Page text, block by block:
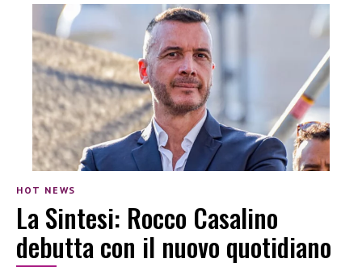
HOT NEWS
La Sintesi: Rocco Casalino
debutta con il nuovo quotidiano